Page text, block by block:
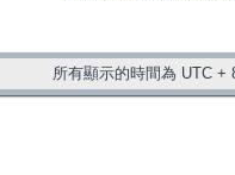
所有顯示的時間為 UTC +